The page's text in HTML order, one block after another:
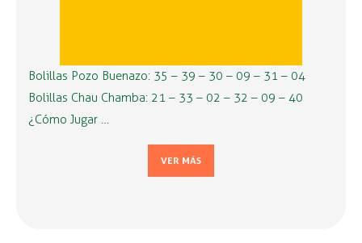
Bolillas Pozo Buenazo: 35 – 39 – 30 – 09 – 31 – 04
Bolillas Chau Chamba: 21 – 33 – 02 – 32 – 09 – 40
¿Cómo Jugar …
VER MÁS